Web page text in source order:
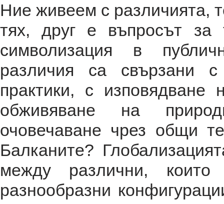
Ние живеем с различията,
тях, друг е въпросът за
символизация в
различия са свързани с
практики, с изповядване
обживяване на
очовечаване чрез общи
Балканите?
между различни,
разнообразни